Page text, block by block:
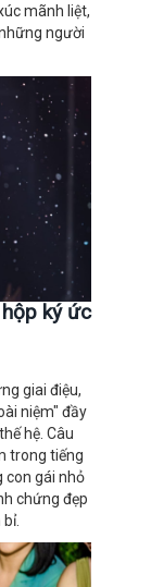
mãnh liệt,
người
ký ức
giai điệu,
niệm" đầy
hệ. Câu
trong tiếng
con gái nhỏ
chứng đẹp